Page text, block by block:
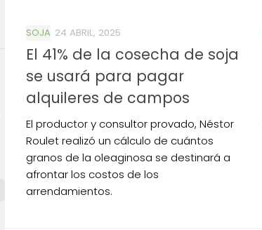
SOJA 24 ABRIL, 2025
El 41% de la cosecha de soja
se usará para pagar
alquileres de campos
El productor y consultor provado, Néstor
Roulet realizó un cálculo de cuántos
granos de la oleaginosa se destinará a
afrontar los costos de los
arrendamientos.